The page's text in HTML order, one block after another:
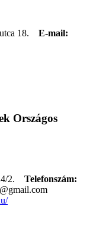
utca 18. E-mail:
Országos
2. Telefonszám: